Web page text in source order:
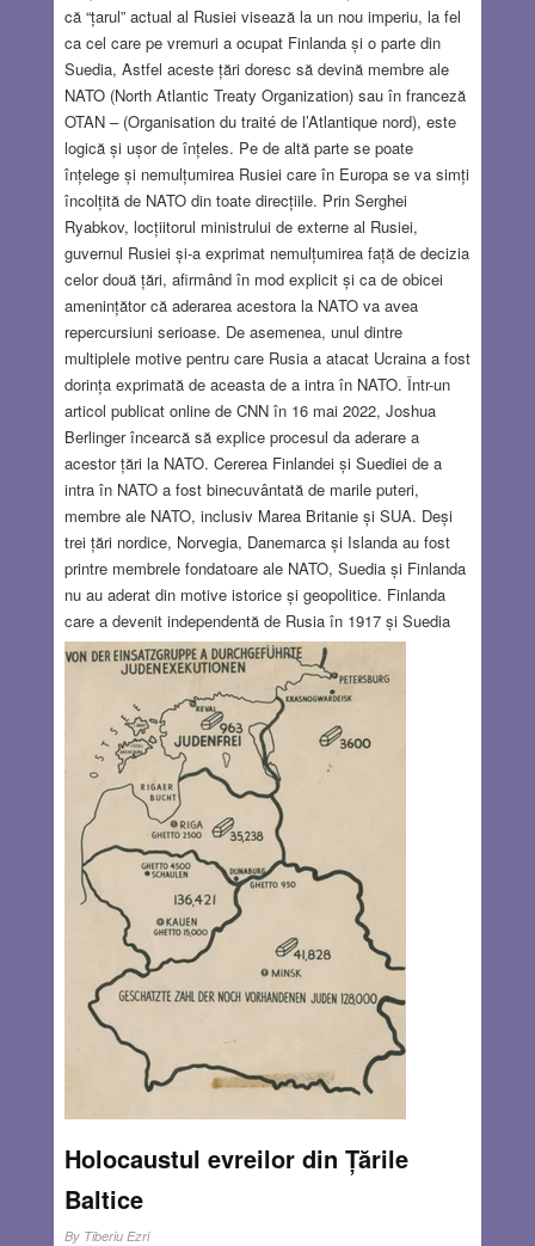
că “țarul” actual al Rusiei visează la un nou imperiu, la fel
ca cel care pe vremuri a ocupat Finlanda și o parte din
Suedia, Astfel aceste țări doresc să devină membre ale
NATO (North Atlantic Treaty Organization) sau în franceză
OTAN – (Organisation du traité de l’Atlantique nord), este
logică și ușor de înțeles. Pe de altă parte se poate
înțelege și nemulțumirea Rusiei care în Europa se va simți
încolțită de NATO din toate direcțiile. Prin Serghei
Ryabkov, locțiitorul ministrului de externe al Rusiei,
guvernul Rusiei și-a exprimat nemulțumirea față de decizia
celor două țări, afirmând în mod explicit și ca de obicei
amenințător că aderarea acestora la NATO va avea
repercursiuni serioase. De asemenea, unul dintre
multiplele motive pentru care Rusia a atacat Ucraina a fost
dorința exprimată de aceasta de a intra în NATO. Într-un
articol publicat online de CNN în 16 mai 2022, Joshua
Berlinger încearcă să explice procesul da aderare a
acestor țări la NATO. Cererea Finlandei și Suediei de a
intra în NATO a fost binecuvântată de marile puteri,
membre ale NATO, inclusiv Marea Britanie și SUA. Deși
trei țări nordice, Norvegia, Danemarca și Islanda au fost
printre membrele fondatoare ale NATO, Suedia și Finlanda
nu au aderat din motive istorice și geopolitice. Finlanda
care a devenit independentă de Rusia în 1917 și Suedia
care a fost neutră în timpul celui de al Doilea Război
Mondial, erau hotărâte să rămână independente din punct
de vedere militar și față de Uniunea Sovietică, dar și față
de Statele Unite ale Americii.
Read more…
JUN 2, 2022
Holocaustul evreilor din Țările
Baltice
By Tiberiu Ezri